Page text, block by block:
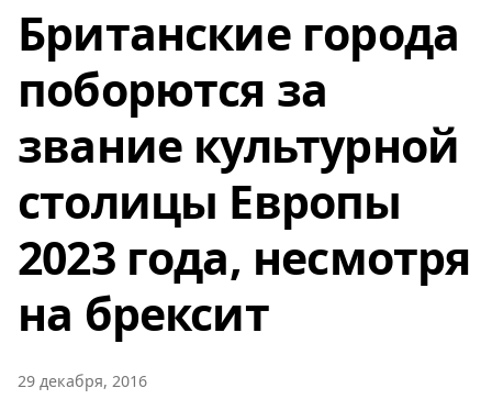
Британские города
поборются за
звание культурной
столицы Европы
2023 года, несмотря
на брексит
29 декабря, 2016